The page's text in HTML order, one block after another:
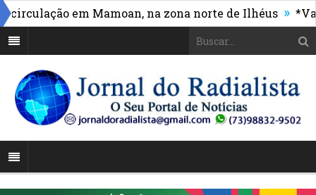
em Mamoan, na zona norte de Ilhéus » *Vasco